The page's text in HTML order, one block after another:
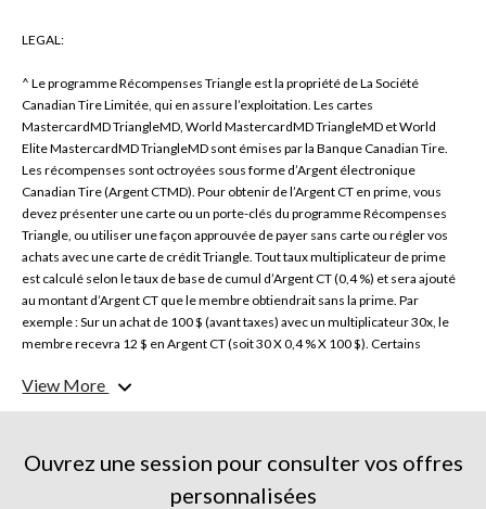
LEGAL:
^ Le programme Récompenses Triangle est la propriété de La Société
Canadian Tire Limitée, qui en assure l’exploitation. Les cartes
MastercardMD TriangleMD, World MastercardMD TriangleMD et World
Elite MastercardMD TriangleMD sont émises par la Banque Canadian Tire.
Les récompenses sont octroyées sous forme d’Argent électronique
Canadian Tire (Argent CTMD). Pour obtenir de l’Argent CT en prime, vous
devez présenter une carte ou un porte-clés du programme Récompenses
Triangle, ou utiliser une façon approuvée de payer sans carte ou régler vos
achats avec une carte de crédit Triangle. Tout taux multiplicateur de prime
est calculé selon le taux de base de cumul d’Argent CT (0,4 %) et sera ajouté
au montant d’Argent CT que le membre obtiendrait sans la prime. Par
exemple : Sur un achat de 100 $ (avant taxes) avec un multiplicateur 30x, le
membre recevra 12 $ en Argent CT (soit 30 X 0,4 % X 100 $). Certains
en Argent CT. Des conditions s’appliquent. Visitez le site web triangle.com
pour obtenir toutes les modalités du programme et des renseignements sur
partir du montant des achats avant les taxes. La prime en Argent CT obtenue
avec un achat en ligne sera créditée au compte Récompenses Triangle dans
View More
Ouvrez une session pour consulter vos offres
personnalisées